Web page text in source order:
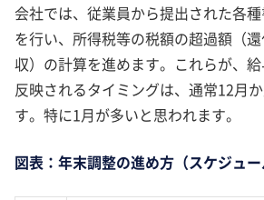
会社では、従業員から提出された各
を行い、所得税等の税額の超過額（
収）の計算を進めます。これらが、
反映されるタイミングは、通常12月
す。特に1月が多いと思われます。
図表：年末調整の進め方（スケジュー